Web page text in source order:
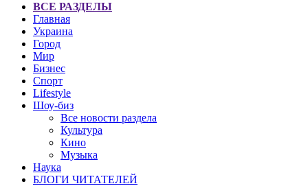
ВСЕ РАЗДЕЛЫ
Главная
Украина
Город
Мир
Бизнес
Спорт
Lifestyle
Шоу-биз
Все новости раздела
Культура
Кино
Музыка
Наука
БЛОГИ ЧИТАТЕЛЕЙ